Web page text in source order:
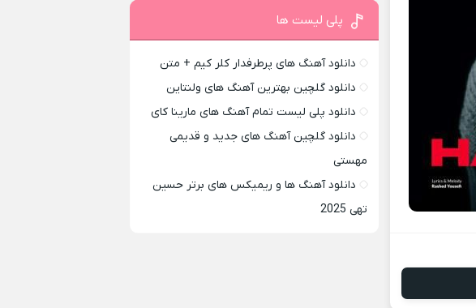
پلی لیست ها
دانلود آهنگ های پرطرفدار کلر کیم + متن
دانلود گلچین بهترین آهنگ های ولنتاین
دانلود پلی لیست تمام آهنگ های مارینا کای
دانلود گلچین آهنگ های جدید و قدیمی
مهستی
دانلود آهنگ ها و ریمیکس های برتر حسین
تهی 2025